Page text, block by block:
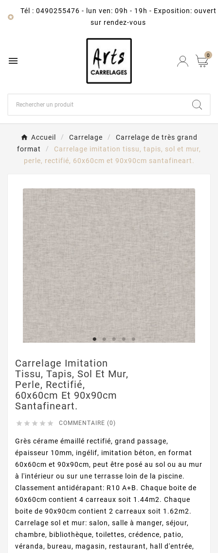

Tél : 0490255476 -
lun ven: 09h - 19h - Exposition: ouvert
sur rendez-vous
 0
Accueil Carrelage
Carrelage de très grand
format
Carrelage imitation tissu, tapis, sol et mur,
perle, rectifié, 60x60cm et 90x90cm santafineart.
Carrelage Imitation
Tissu, Tapis, Sol Et Mur,
Perle, Rectifié,
60x60cm Et 90x90cm
Santafineart.
     COMMENTAIRE (0)
Grès cérame émaillé rectifié, grand passage,
épaisseur 10mm, ingélif, imitation béton, en format
60x60cm et 90x90cm, peut être posé au sol ou au mur
à l'intérieur ou sur une terrasse loin de la piscine.
Classement antidérapant: R10 A+B. Chaque boite de
60x60cm contient 4 carreaux soit 1.44m2. Chaque
boite de 90x90cm contient 2 carreaux soit 1.62m2.
Carrelage sol et mur: salon, salle à manger, séjour,
chambre, bibliothèque, toilettes, crédence, patio,
véranda, bureau, magasin, restaurant, hall d'entrée,